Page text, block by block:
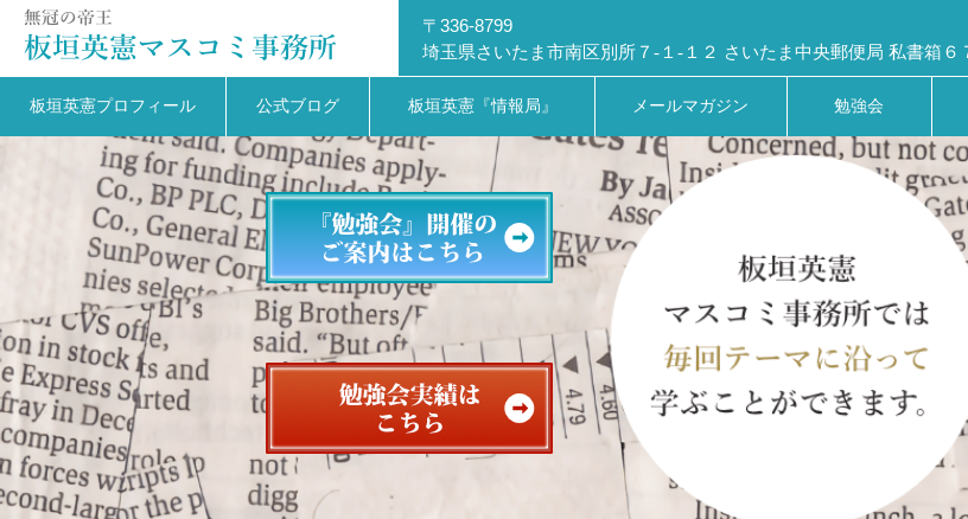
〒336-8799
埼玉県さいたま市南区別所７-１-１２ さいたま中央郵便局 私書箱６
板垣英憲プロフィール 公式ブログ 板垣英憲『情報局』 メールマガジン 勉強会